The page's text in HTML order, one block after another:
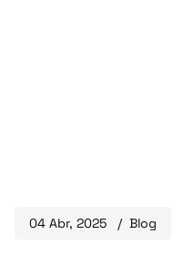
04 Abr, 2025 Blog